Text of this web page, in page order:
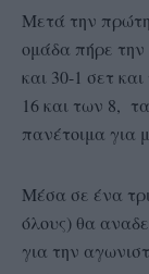
Μετά την
ομάδα πήρε την
και 30-1 σετ
16 και των 8,
πανέτοιμα για
Μέσα σε ένα
όλους) θα
για την